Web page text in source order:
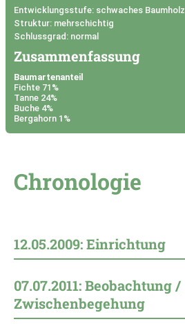
Entwicklungsstufe: schwaches Baumholz
Struktur: mehrschichtig
Schlussgrad: normal
Zusammenfassung
Baumartenanteil
Fichte 71%
Tanne 24%
Buche 4%
Bergahorn 1%
Chronologie
12.05.2009: Einrichtung
07.07.2011: Beobachtung /
Zwischenbegehung